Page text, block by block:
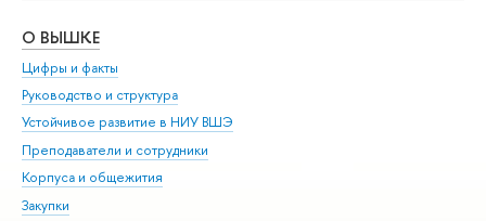
О ВЫШКЕ
Цифры и факты
Руководство и структура
Устойчивое развитие в НИУ ВШЭ
Преподаватели и сотрудники
Корпуса и общежития
Закупки